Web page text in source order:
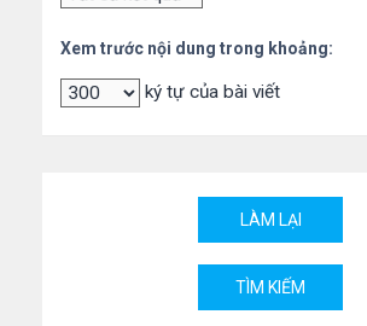
Xem trước nội dung trong khoảng:
ký tự của bài viết